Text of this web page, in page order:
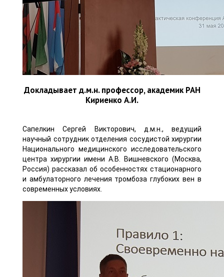
Докладывает д.м.н. профессор, академик РАН
Кириенко А.И.
Сапелкин Сергей Викторович, д.м.н., ведущий
научный сотрудник отделения сосудистой хирургии
Национального медицинского исследовательского
центра хирургии имени А.В. Вишневского (Москва,
Россия) рассказал об особенностях стационарного
и амбулаторного лечения тромбоза глубоких вен в
современных условиях.